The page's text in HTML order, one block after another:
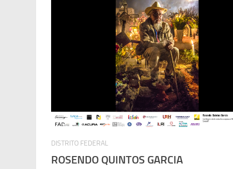
DISTRITO FEDERAL
ROSENDO QUINTOS GARCIA